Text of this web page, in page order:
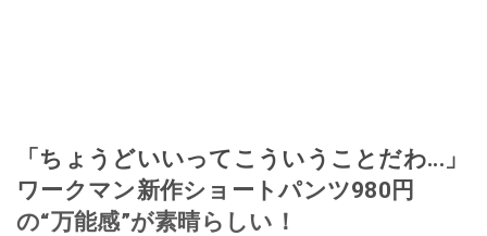
「ちょうどいいってこういうことだわ...」
ワークマン新作ショートパンツ980円
の“万能感”が素晴らしい！